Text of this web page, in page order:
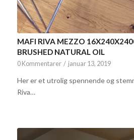
MAFI RIVA MEZZO
BRUSHED NATURAL OIL
0 Kommentarer / januar 13, 2019
Her er et utrolig spennende og
Riva…